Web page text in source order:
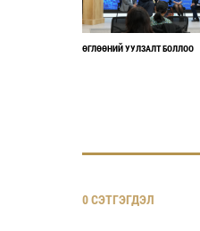
ӨГЛӨӨНИЙ УУЛЗАЛТ БОЛЛОО
0 СЭТГЭГДЭЛ